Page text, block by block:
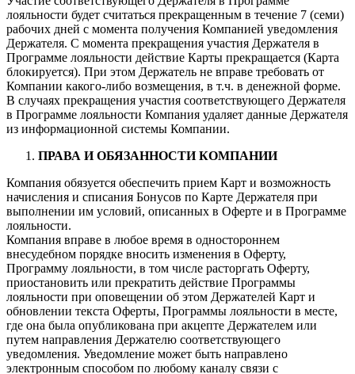
лояльности будет считаться прекращенным в течение 7 (семи)
рабочих дней с момента получения Компанией уведомления
Держателя. С момента прекращения участия Держателя в
Программе лояльности действие Карты прекращается (Карта
блокируется). При этом Держатель не вправе требовать от
Компании какого-либо возмещения, в т.ч. в денежной форме.
В случаях прекращения участия соответствующего Держателя
в Программе лояльности Компания удаляет данные Держателя
из информационной системы Компании.
ПРАВА И ОБЯЗАННОСТИ КОМПАНИИ
Компания обязуется обеспечить прием Карт и возможность
начисления и списания Бонусов по Карте Держателя при
выполнении им условий, описанных в Оферте и в Программе
лояльности.
Компания вправе в любое время в одностороннем
внесудебном порядке вносить изменения в Оферту,
Программу лояльности, в том числе расторгать Оферту,
приостановить или прекратить действие Программы
лояльности при оповещении об этом Держателей Карт и
обновлении текста Оферты, Программы лояльности в месте,
где она была опубликована при акцепте Держателем или
путем направления Держателю соответствующего
уведомления. Уведомление может быть направлено
электронным способом по любому каналу связи с